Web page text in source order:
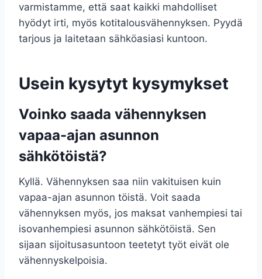
varmistamme, että saat kaikki mahdolliset
hyödyt irti, myös kotitalousvähennyksen. Pyydä
tarjous ja laitetaan sähköasiasi kuntoon.
Usein kysytyt kysymykset
Voinko saada vähennyksen
vapaa-ajan asunnon
sähkötöistä?
Kyllä. Vähennyksen saa niin vakituisen kuin
vapaa-ajan asunnon töistä. Voit saada
vähennyksen myös, jos maksat vanhempiesi tai
isovanhempiesi asunnon sähkötöistä. Sen
sijaan sijoitusasuntoon teetetyt työt eivät ole
vähennyskelpoisia.